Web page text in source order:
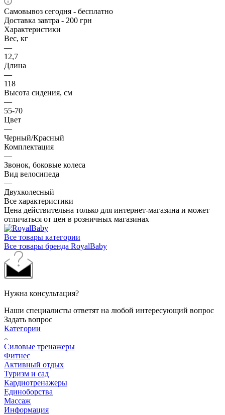
Самовывоз сегодня - бесплатно
Доставка завтра - 200 грн
Характеристики
Вес, кг
—
12,7
Длина
—
118
Высота сидения, см
—
55-70
Цвет
—
Черный/Красный
Комплектация
—
Звонок, боковые колеса
Вид велосипеда
—
Двухколесный
Все характеристики
Цена действительна только для интернет-магазина и может
отличаться от цен в розничных магазинах
Все товары категории
Все товары бренда RoyalBaby
Нужна консультация?
Наши специалисты ответят на любой интересующий вопрос
Задать вопрос
Категории
Силовые тренажеры
Фитнес
Активный отдых
Туризм и сад
Кардиотренажеры
Единоборства
Массаж
Информация